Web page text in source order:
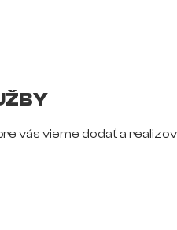
vás vieme dodať a